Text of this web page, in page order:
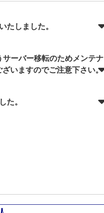
たしました。
サーバー移転のためメンテナ
いますのでご注意下さい。
た。